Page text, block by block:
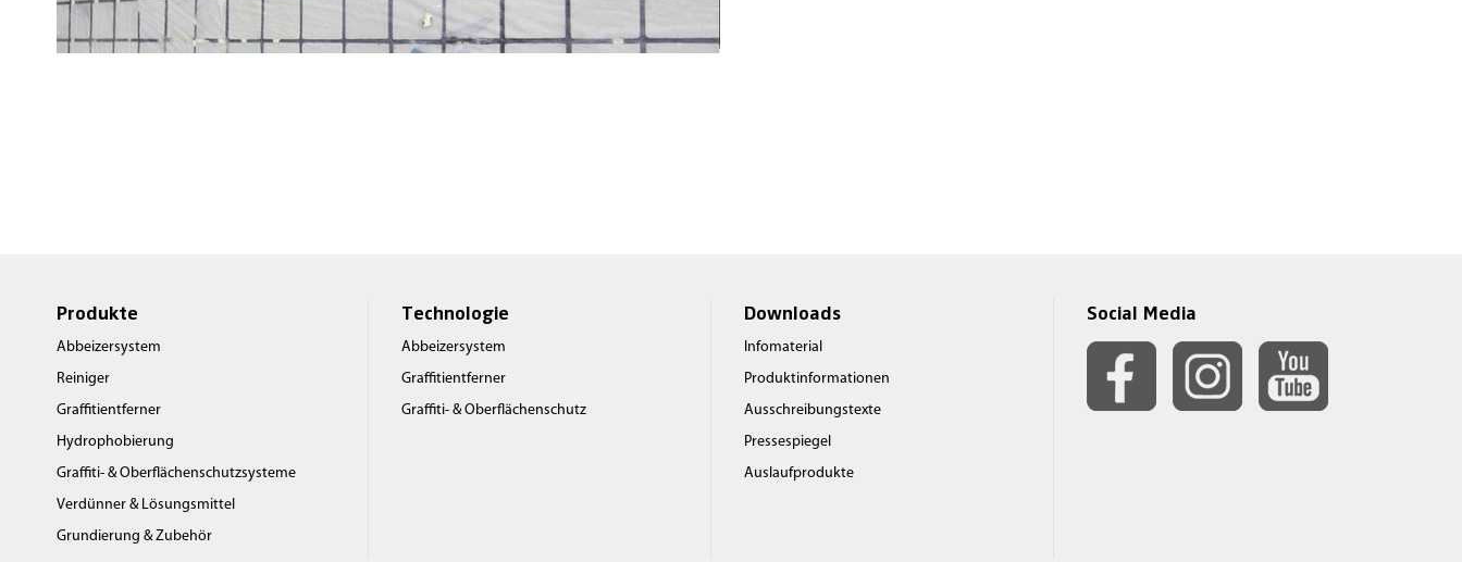
Produkte
Abbeizersystem
Reiniger
Graffitientferner
Hydrophobierung
Graffiti- & Oberflächenschutzsysteme
Verdünner & Lösungsmittel
Grundierung & Zubehör
Technologie
Abbeizersystem
Graffitientferner
Graffiti- & Oberflächenschutz
Downloads
Infomaterial
Produktinformationen
Ausschreibungstexte
Pressespiegel
Auslaufprodukte
Social Media